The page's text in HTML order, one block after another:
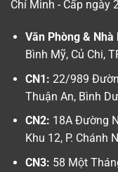
Chí Minh - Cấp ngày
Văn Phòng & Nhà
Bình Mỹ, Củ Chi,
CN1: 22/989
Thuận An, Bình
CN2: 18A Đường
Khu 12, P. Chánh
CN3: 58 Một